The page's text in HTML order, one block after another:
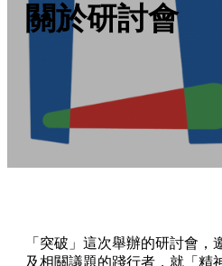
關於研討會
「突破」這次舉辦的研討會
及相關議題的踐行者，就「精